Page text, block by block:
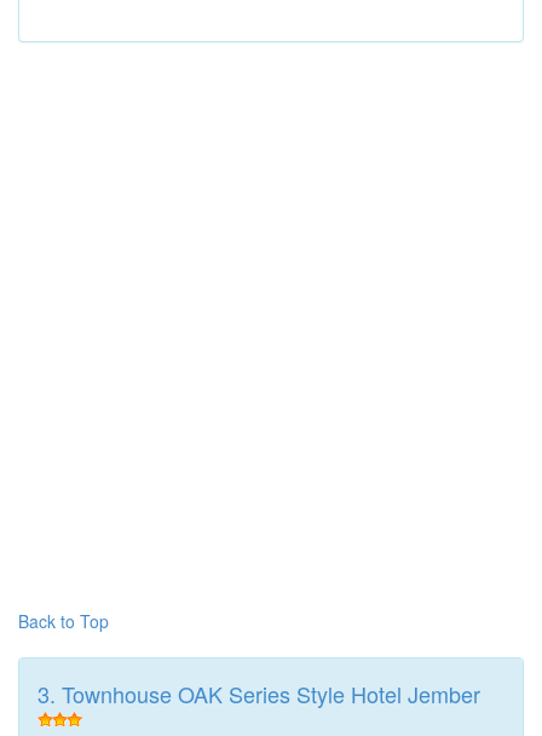
Back to Top
3. Townhouse OAK Series Style Hotel Jember